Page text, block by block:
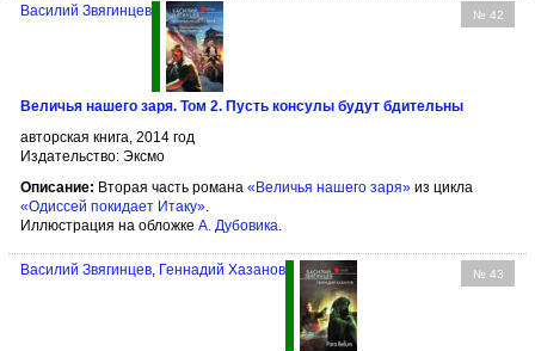
№ 42
Василий Звягинцев
Величья нашего заря. Том 2. Пусть консулы будут бдительны
авторская книга, 2014 год
Издательство: Эксмо
Описание: Вторая часть романа «Величья нашего заря» из цикла
«Одиссей покидает Итаку».
Иллюстрация на обложке А. Дубовика.
№ 43
Василий Звягинцев, Геннадий Хазанов